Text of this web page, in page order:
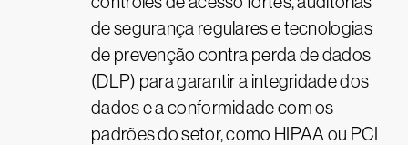
de segurança regulares e tecnologias
de prevenção contra perda de dados
(DLP) para garantir a integridade dos
dados e a conformidade com os
padrões do setor, como HIPAA ou PCI